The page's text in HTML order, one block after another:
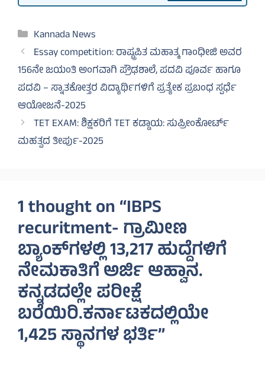
Categories
Kannada News
Essay competition: ರಾಷ್ಟ್ರಪಿತ ಮಹಾತ್ಮ ಗಾಂಧೀಜಿ ಅವರ
156ನೇ ಜಯಂತಿ ಅಂಗವಾಗಿ ಪ್ರೌಢಶಾಲೆ, ಪದವಿ ಪೂರ್ವ ಹಾಗೂ
ಪದವಿ – ಸ್ನಾತಕೋತ್ತರ ವಿದ್ಯಾರ್ಥಿಗಳಿಗೆ ಪ್ರತ್ಯೇಕ ಪ್ರಬಂಧ ಸ್ಪರ್ಧೆ
ಆಯೋಜನೆ-2025
TET EXAM: ಶಿಕ್ಷಕರಿಗೆ TET ಕಡ್ಡಾಯ: ಸುಪ್ರೀಂಕೋರ್ಟ್
ಮಹತ್ವದ ತೀರ್ಪು-2025
1 thought on “IBPS
recuritment- ಗ್ರಾಮೀಣ
ಬ್ಯಾಂಕ್‌ಗಳಲ್ಲಿ 13,217 ಹುದ್ದೆಗಳಿಗೆ
ನೇಮಕಾತಿಗೆ ಅರ್ಜಿ ಆಹ್ವಾನ.
ಕನ್ನಡದಲ್ಲೇ ಪರೀಕ್ಷೆ
ಬರೆಯಿರಿ.ಕರ್ನಾಟಕದಲ್ಲಿಯೇ
1,425 ಸ್ಥಾನಗಳ ಭರ್ತಿ”